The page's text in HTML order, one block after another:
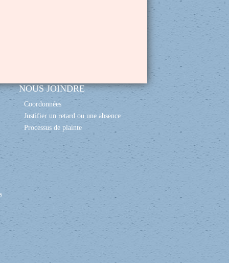
NOUS JOINDRE
Coordonnées
Justifier un retard ou une absence
Processus de plainte